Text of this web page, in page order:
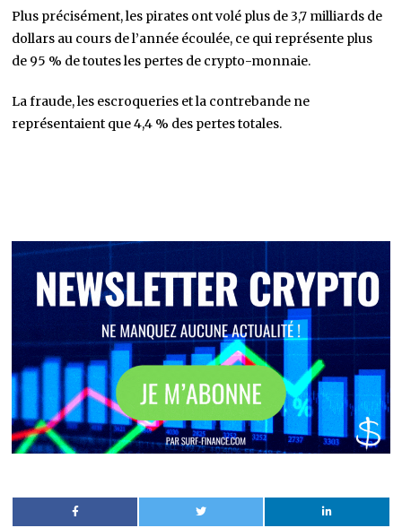
Plus précisément, les pirates ont volé plus de 3,7 milliards de
dollars au cours de l’année écoulée, ce qui représente plus
de 95 % de toutes les pertes de crypto-monnaie.
La fraude, les escroqueries et la contrebande ne
représentaient que 4,4 % des pertes totales.